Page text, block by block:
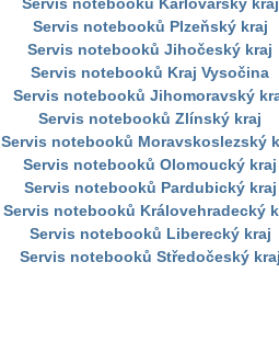
Servis notebooků Karlovarský kraj
Servis notebooků Plzeňský kraj
Servis notebooků Jihočeský kraj
Servis notebooků Kraj Vysočina
Servis notebooků Jihomoravský
Servis notebooků Zlínský kraj
Servis notebooků Moravskoslezský
Servis notebooků Olomoucký kraj
Servis notebooků Pardubický kraj
Servis notebooků Královehradecký
Servis notebooků Liberecký kraj
Servis notebooků Středočeský